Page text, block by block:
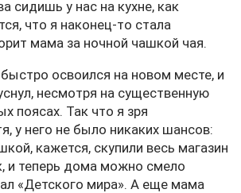
сидишь у нас на кухне, как
что я наконец-то стала
мама за ночной чашкой чая.
освоился на новом месте, и
несмотря на существенную
поясах. Так что я зря
у него не было никаких шансов:
кажется, скупили весь магазин
и теперь дома можно смело
«Детского мира». А еще мама